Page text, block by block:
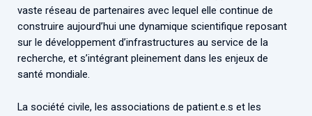
Associations de patient.e.s
Collaboration avec les acteurs communautaires
Cellules Émergence
Retrouvez toutes les cellules Émergence, actives ou
inactives.
vaste réseau de partenaires avec lequel elle continue de
construire aujourd’hui une dynamique scientifique reposant
sur le développement d’infrastructures au service de la
recherche, et s’intégrant pleinement dans les enjeux de
santé mondiale.
La société civile, les associations de patient.e.s et les